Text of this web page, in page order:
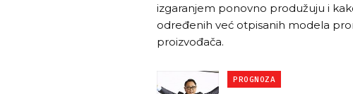
izgaranjem ponovno produžuju i
određenih već otpisanih modela
proizvođača.
PROGNOZA